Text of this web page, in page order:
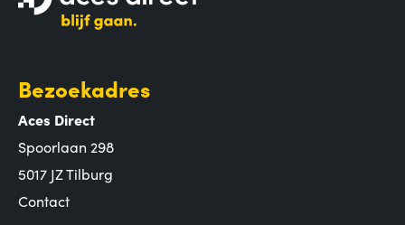
Bezoekadres
Aces Direct
Spoorlaan 298
5017 JZ Tilburg
Contact